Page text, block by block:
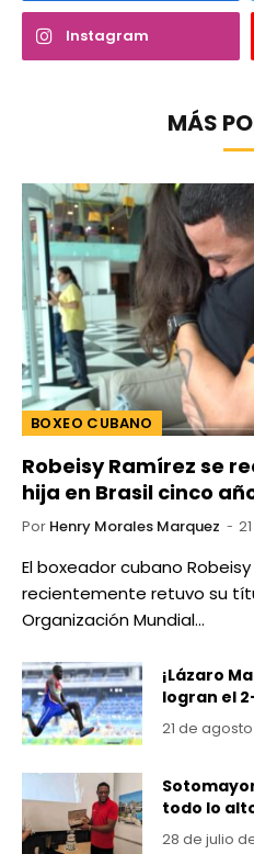
Instagram
MÁS
BOXEO CUBANO
Robeisy Ramírez se
hija en Brasil cinco
Por Henry Morales Marquez
El boxeador cubano
recientemente retuvo su
Organización Mundial…
¡Lázaro
logran el
21 de
todo lo
28 de julio